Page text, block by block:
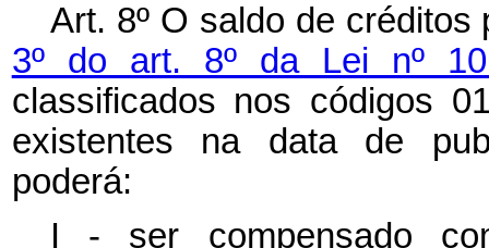
Art. 8º O saldo de
3º do art. 8º da Lei nº
classificados nos códigos
existentes na data de
poderá:
I - ser compensado